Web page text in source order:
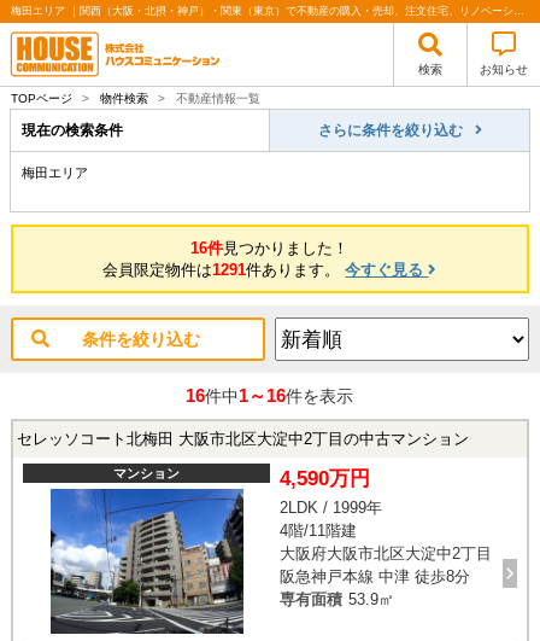
梅田エリア ｜関西（大阪・北摂・神戸）・関東（東京）で不動産の購入・売却、注文住宅、リノベーションの事なら株式会社ハウスコミュニケーション
検索 お知らせ
TOPページ > 物件検索 > 不動産情報一覧
現在の検索条件 さらに条件を絞り込む
梅田エリア
16件見つかりました！
会員限定物件は1291件あります。今すぐ見る
条件を絞り込む
16件中1～16件を表示
セレッソコート北梅田 大阪市北区大淀中2丁目の中古マンション
マンション 4,590万円
2LDK / 1999年
4階/11階建
大阪府大阪市北区大淀中2丁目
阪急神戸本線 中津 徒歩8分
専有面積 53.9㎡